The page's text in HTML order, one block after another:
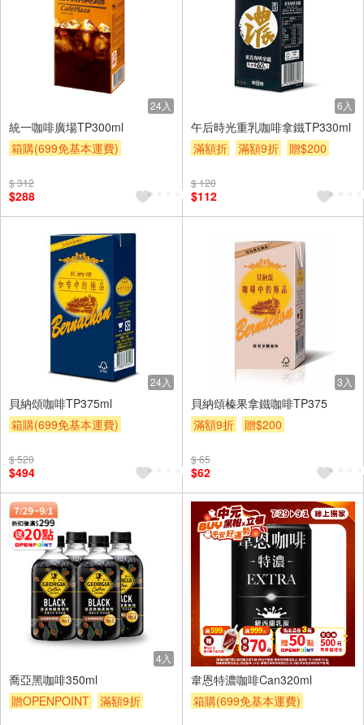
24入
統一咖啡廣場TP300ml
箱購(699免基本運費)
$ 312
$288
6入
午后時光重乳咖啡拿鐵TP330ml
滿額折
滿額9折 贈$200
$ 120
$112
24入
貝納頌咖啡TP375ml
箱購(699免基本運費)
$ 520
$494
3入
貝納頌榛果拿鐵咖啡TP375
滿額9折
贈$200
$ 65
$62
4入
喬亞黑咖啡350ml
贈OPENPOINT
滿額9折
24入
韋恩特濃咖啡Can320ml
箱購(699免基本運費)